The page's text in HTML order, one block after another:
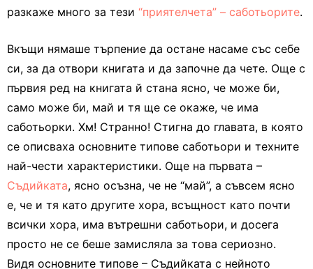
разкаже много за тези “приятелчета” – саботьорите.
Вкъщи нямаше търпение да остане насаме със себе
си, за да отвори книгата и да започне да чете. Още с
първия ред на книгата й стана ясно, че може би,
само може би, май и тя ще се окаже, че има
саботьорки. Хм! Странно! Стигна до главата, в която
се описваха основните типове саботьори и техните
най-чести характеристики. Още на първата –
Съдийката, ясно осъзна, че не “май”, а съвсем ясно
е, че и тя като другите хора, всъщност като почти
всички хора, има вътрешни саботьори, и досега
просто не се беше замисляла за това сериозно.
Видя основните типове – Съдийката с нейното